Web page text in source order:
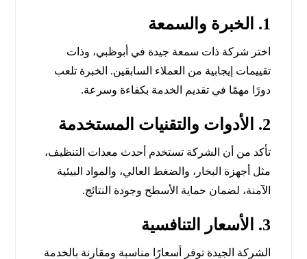
1. الخبرة والسمعة
اختر شركة ذات سمعة جيدة في أبوظبي، وذات
تقييمات إيجابية من العملاء السابقين. الخبرة تلعب
دورًا مهمًا في تقديم الخدمة بكفاءة وسرعة.
2. الأدوات والتقنيات المستخدمة
تأكد من أن الشركة تستخدم أحدث معدات التنظيف،
مثل أجهزة البخار، والضغط العالي، والمواد البيئية
الآمنة، لضمان حماية الأسطح وجودة النتائج.
3. الأسعار التنافسية
الشركة الجيدة توفر أسعارًا مناسبة ومقارنة بالخدمة